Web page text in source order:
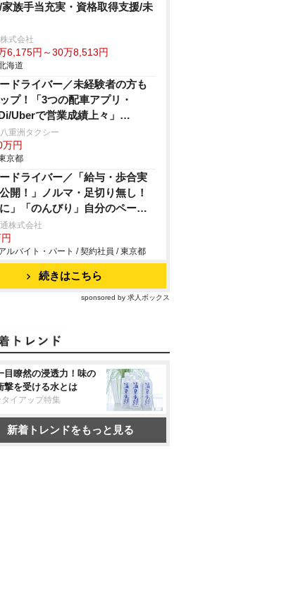
家族手当充実・資格取得支援/未
式会社
6,175円～30万8,513円
海道
ドライバー／未経験者の方も
プ！「3つの配車アプリ・
Uberで営業成績上々」
ーバー）の配車依頼日々増
依頼がアプリでどんどん入り
田急線・東急田園都市沿線に
の方必見☆ 未経験者の方も
ヶ月30万円給料保証」乗務員さ
先の職場環境！ 嬉しい待遇も盛
ん♪「 経験者対象で入社20万
」シフトの相談も親身に対
のペースで働くことができま
重洲タクシー
円
京都
ドライバー／「給与・歩合実
開！」ノルマ・足切り無し！
に」「のんびり」自分のペース
す毎月4連休のシフト！(明番
プライベートも充実できます
株式会社
ルバイト・パート / 契約社員 / 東京都
続きはこちら
sponsored by 求人ボックス
目瞭然の浸透力！味の
撃を受ける水とは
イアップ特集
新着トレンドをもっと見る